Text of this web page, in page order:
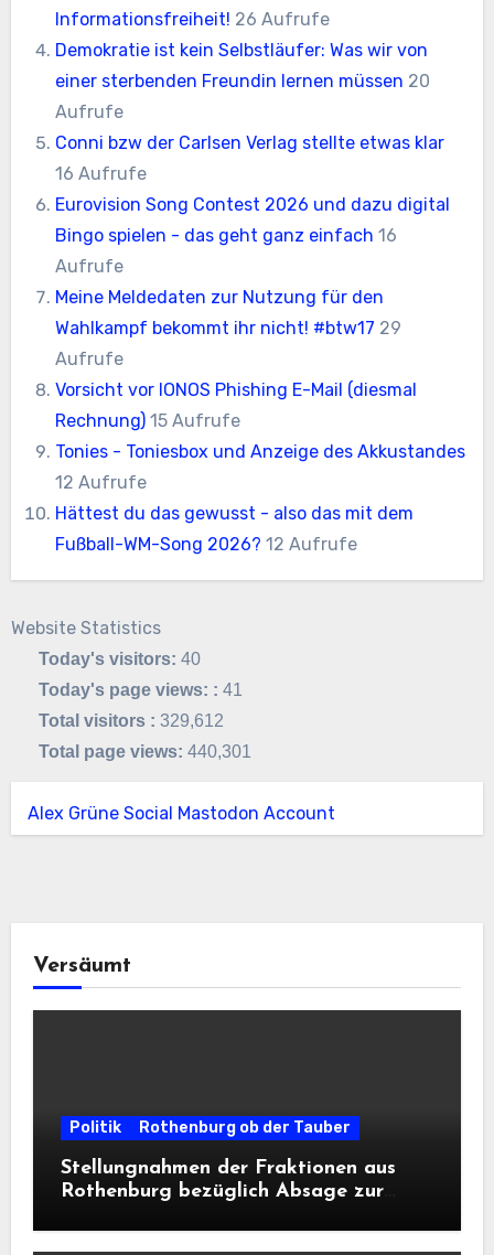
Informationsfreiheit! 26 Aufrufe
Demokratie ist kein Selbstläufer: Was wir von
einer sterbenden Freundin lernen müssen 20
Aufrufe
Conni bzw der Carlsen Verlag stellte etwas klar
16 Aufrufe
Eurovision Song Contest 2026 und dazu digital
Bingo spielen - das geht ganz einfach 16
Aufrufe
Meine Meldedaten zur Nutzung für den
Wahlkampf bekommt ihr nicht! #btw17 29
Aufrufe
Vorsicht vor IONOS Phishing E-Mail (diesmal
Rechnung) 15 Aufrufe
Tonies - Toniesbox und Anzeige des Akkustandes
12 Aufrufe
Hättest du das gewusst - also das mit dem
Fußball-WM-Song 2026? 12 Aufrufe
Website Statistics
Today's visitors:40
Today's page views: :41
Total visitors :329,612
Total page views:440,301
Alex Grüne Social Mastodon Account
Versäumt
Politik Rothenburg ob der Tauber
Stellungnahmen der Fraktionen aus
Rothenburg bezüglich Absage zur